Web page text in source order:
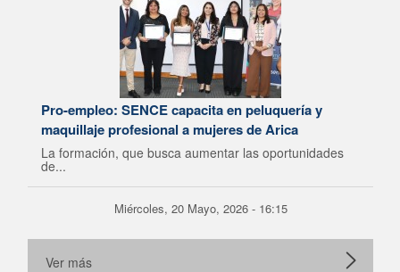
Pro-empleo: SENCE capacita en peluquería y
maquillaje profesional a mujeres de Arica
La formación, que busca aumentar las oportunidades
de...
Miércoles, 20 Mayo, 2026 - 16:15
Ver más